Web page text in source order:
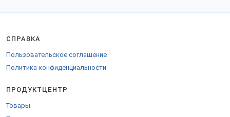
СПРАВКА
Пользовательское соглашение
Политика конфиденциальности
ПРОДУКТЦЕНТР
Товары